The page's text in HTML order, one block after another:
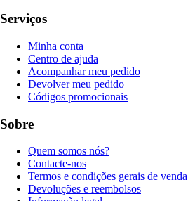
Serviços
Minha conta
Centro de ajuda
Acompanhar meu pedido
Devolver meu pedido
Códigos promocionais
Sobre
Quem somos nós?
Contacte-nos
Termos e condições gerais de venda
Devoluções e reembolsos